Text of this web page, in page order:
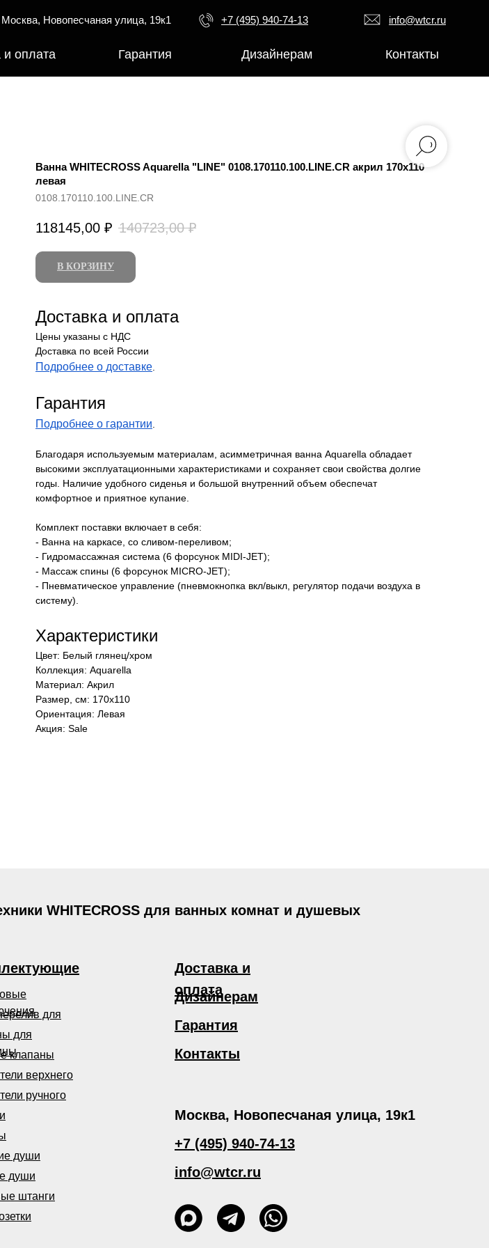
Москва, Новопесчаная улица, 19к1 +7 (495) 940-74-13 info@wtcr.ru
и оплата Гарантия Дизайнерам Контакты
Ванна WHITECROSS Aquarella "LINE" 0108.170110.100.LINE.CR акрил 170х110
левая
0108.170110.100.LINE.CR
118145,00 ₽ 140723,00 ₽
В КОРЗИНУ
Доставка и оплата
Цены указаны с НДС
Доставка по всей России
Подробнее о доставке.
Гарантия
Подробнее о гарантии.
Благодаря используемым материалам, асимметричная ванна Aquarella обладает
высокими эксплуатационными характеристиками и сохраняет свои свойства долгие
годы. Наличие удобного сиденья и большой внутренний объем обеспечат
комфортное и приятное купание.
Комплект поставки включает в себя:
- Ванна на каркасе, со сливом-переливом;
- Гидромассажная система (6 форсунок MIDI-JET);
- Массаж спины (6 форсунок MICRO-JET);
- Пневматическое управление (пневмокнопка вкл/выкл, регулятор подачи воздуха в
систему).
Характеристики
Цвет: Белый глянец/хром
Коллекция: Aquarella
Материал: Акрил
Размер, см: 170х110
Ориентация: Левая
Акция: Sale
для
для
клапаны
Дизайнерам
Доставка и
оплата
Гарантия
Контакты
верхнего
ручного
души
души
Москва, Новопесчаная улица, 19к1
info@wtcr.ru
+7 (495) 940-74-13
штанги
WHITECROSS для ванных комнат и душевых